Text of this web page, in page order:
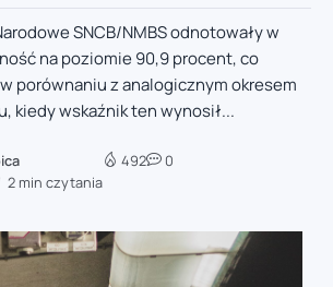
SNCB/NMBS odnotowały w
na poziomie 90,9 procent, co
porównaniu z analogicznym okresem
kiedy wskaźnik ten wynosił...
2 min czytania
492 0